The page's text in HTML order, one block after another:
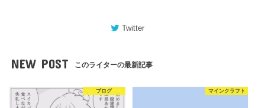
Twitter
NEW POST このライターの最新記事
ブログ マインクラフト